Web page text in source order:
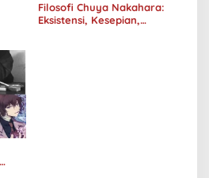
Filosofi Chuya Nakahara:
Eksistensi, Kesepian,